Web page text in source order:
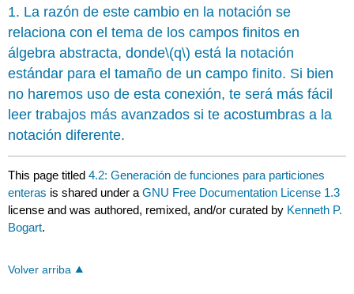
1. La razón de este cambio en la notación se
relaciona con el tema de los campos finitos en
álgebra abstracta, donde\(q\) está la notación
estándar para el tamaño de un campo finito. Si bien
no haremos uso de esta conexión, te será más fácil
leer trabajos más avanzados si te acostumbras a la
notación diferente.
This page titled4.2: Generación de funciones para particiones
enteras is shared under aGNU Free Documentation License 1.3
license and was authored, remixed, and/or curated by Kenneth P.
Bogart.
Volver arriba